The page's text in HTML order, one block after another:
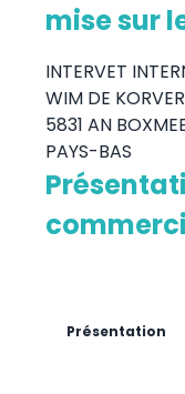
mise sur
INTERVET
WIM DE
5831 AN
PAYS-BAS
Présentation